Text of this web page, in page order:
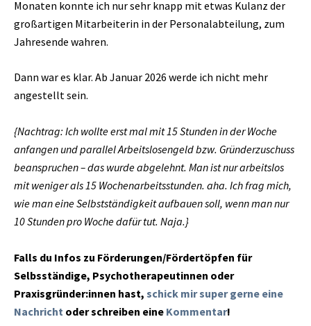
Monaten konnte ich nur sehr knapp mit etwas Kulanz der
großartigen Mitarbeiterin in der Personalabteilung, zum
Jahresende wahren.
Dann war es klar. Ab Januar 2026 werde ich nicht mehr
angestellt sein.
{Nachtrag: Ich wollte erst mal mit 15 Stunden in der Woche
anfangen und parallel Arbeitslosengeld bzw. Gründerzuschuss
beanspruchen – das wurde abgelehnt. Man ist nur arbeitslos
mit weniger als 15 Wochenarbeitsstunden. aha. Ich frag mich,
wie man eine Selbstständigkeit aufbauen soll, wenn man nur
10 Stunden pro Woche dafür tut. Naja.}
Falls du Infos zu Förderungen/Fördertöpfen für
Selbsständige, Psychotherapeutinnen oder
Praxisgründer:innen hast, schick mir super gerne eine
Nachricht oder schreiben eine Kommentar!